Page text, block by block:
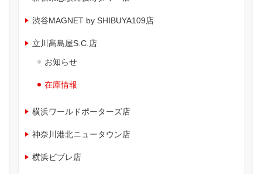
渋谷MAGNET by SHIBUYA109店
立川髙島屋S.C.店
お知らせ
在庫情報
横浜ワールドポーターズ店
神奈川港北ニュータウン店
横浜ビブレ店